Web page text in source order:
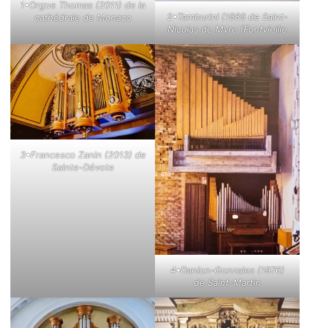
1•Orgue Thomas (2011) de la
cathédrale de Monaco
2•Tamburini (1989 de Saint-
Nicolas de Myre (Fontvieille
3•Francesco Zanin (2013) de
Sainte-Dévote
4•Danion-Gonzales (1976)
de Saint-Martin